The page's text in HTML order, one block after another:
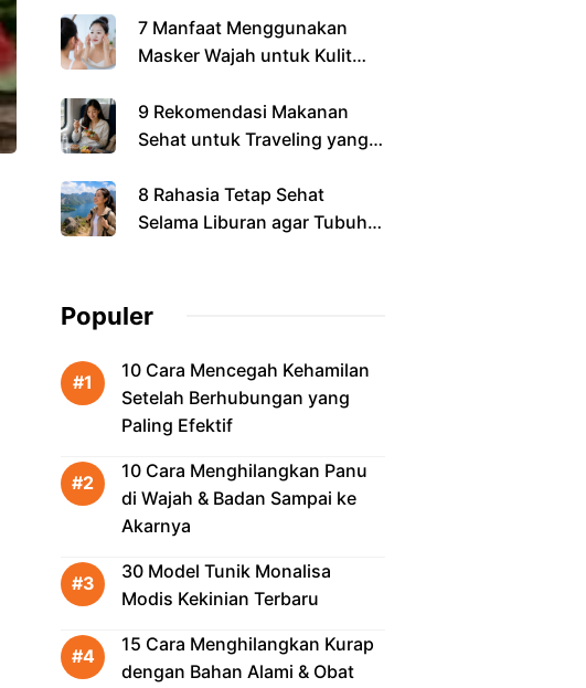
7 Manfaat Menggunakan
Masker Wajah untuk Kulit
9 Rekomendasi Makanan
Sehat untuk Traveling yang
8 Rahasia Tetap Sehat
Selama Liburan agar Tubuh
Populer
10 Cara Mencegah Kehamilan
Setelah Berhubungan yang
Paling Efektif
10 Cara Menghilangkan Panu
di Wajah & Badan Sampai ke
Akarnya
30 Model Tunik Monalisa
Modis Kekinian Terbaru
15 Cara Menghilangkan Kurap
dengan Bahan Alami & Obat